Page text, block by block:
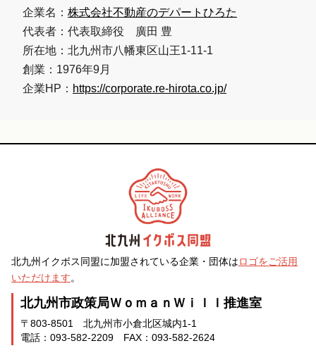
企業名： 株式会社不動産のデパートひろた
代表者：代表取締役 廣田 豊
所在地：北九州市八幡東区山王1-11-1
創業：1976年9月
企業HP： https://corporate.re-hirota.co.jp/
北九州イクボス同盟に加盟されている企業・団体は ロゴをご活用
いただけます。
北九州市政策局ＷｏｍａｎＷｉｌｌ推進室
〒803-8501 北九州市小倉北区城内1-1
電話：093-582-2209 FAX：093-582-2624